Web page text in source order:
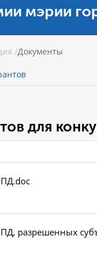
мэрии
/Документы
для
ПД.doc
ПД, разрешенных